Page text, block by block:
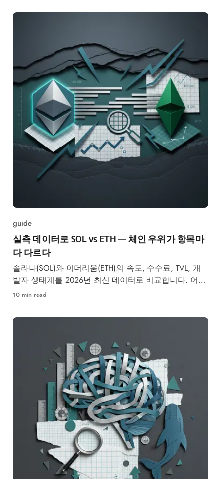
guide
실측 데이터로 SOL vs ETH — 체인 우위가 항목마
다 다르다
솔라나(SOL)와 이더리움(ETH)의 속도, 수수료, TVL, 개
발자 생태계를 2026년 최신 데이터로 비교합니다. 어떤
체인이 당신의 목적에 맞는지 확인하세요.
10 min read